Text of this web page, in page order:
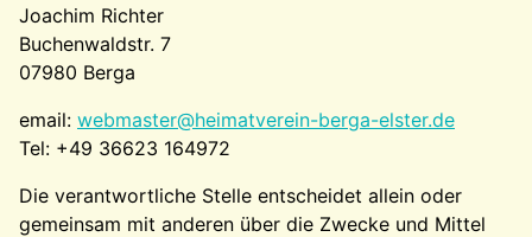
Joachim Richter
Buchenwaldstr. 7
07980 Berga
email: webmaster@heimatverein-berga-elster.de
Tel: +49 36623 164972
Die verantwortliche Stelle entscheidet allein oder
gemeinsam mit anderen über die Zwecke und Mittel